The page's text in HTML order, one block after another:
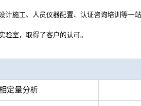
计施工、 人员仪器配置、 认证咨询培训 等一
验室，取得了客户的认可。
定量分析